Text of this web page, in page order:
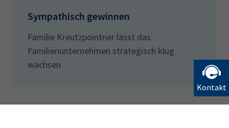
Kontakt
Sympathisch gewinnen
Familie Kreutzpointner lässt das
Familienunternehmen strategisch klug
wachsen